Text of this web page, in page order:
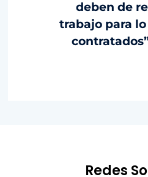
deben de
trabajo para
Redes